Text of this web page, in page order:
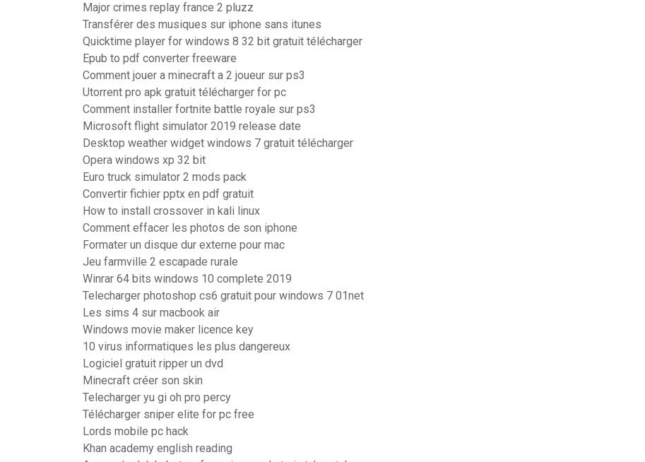
Major crimes replay france 2 pluzz
Transférer des musiques sur iphone sans itunes
Quicktime player for windows 8 32 bit gratuit télécharger
Epub to pdf converter freeware
Comment jouer a minecraft a 2 joueur sur ps3
Utorrent pro apk gratuit télécharger for pc
Comment installer fortnite battle royale sur ps3
Microsoft flight simulator 2019 release date
Desktop weather widget windows 7 gratuit télécharger
Opera windows xp 32 bit
Euro truck simulator 2 mods pack
Convertir fichier pptx en pdf gratuit
How to install crossover in kali linux
Comment effacer les photos de son iphone
Formater un disque dur externe pour mac
Jeu farmville 2 escapade rurale
Winrar 64 bits windows 10 complete 2019
Telecharger photoshop cs6 gratuit pour windows 7 01net
Les sims 4 sur macbook air
Windows movie maker licence key
10 virus informatiques les plus dangereux
Logiciel gratuit ripper un dvd
Minecraft créer son skin
Telecharger yu gi oh pro percy
Télécharger sniper elite for pc free
Lords mobile pc hack
Khan academy english reading